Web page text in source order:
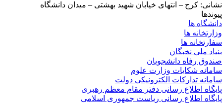
کرج – انتهای خیابان شهید بهشتی – میدان دانشگاه
ها
ها
ها
ملی نخبگان
رفاه دانشجویان
شکایات وزارت علوم
تدارکات الکترونیکی دولت
اطلاع رسانی دفتر مقام معظم رهبری
اطلاع رسانی ریاست جمهوری اسلامی